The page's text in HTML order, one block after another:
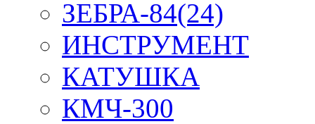
ЗЕБРА-84(24)
ИНСТРУМЕНТ
КАТУШКА
КМЧ-300